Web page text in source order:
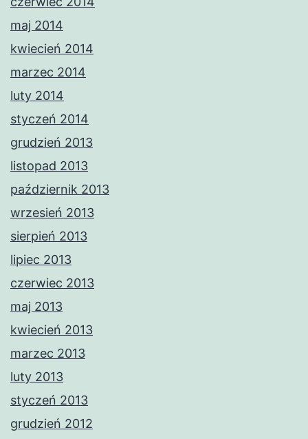
maj 2014
kwiecień 2014
marzec 2014
luty 2014
styczeń 2014
grudzień 2013
listopad 2013
październik 2013
wrzesień 2013
sierpień 2013
lipiec 2013
czerwiec 2013
maj 2013
kwiecień 2013
marzec 2013
luty 2013
styczeń 2013
grudzień 2012